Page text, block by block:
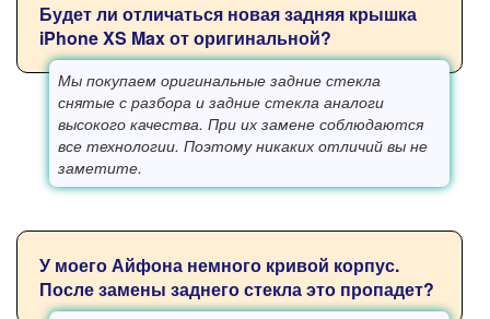
Будет ли отличаться новая задняя крышка
iPhone XS Max от оригинальной?
Мы покупаем оригинальные задние стекла
снятые с разбора и задние стекла аналоги
высокого качества. При их замене соблюдаются
все технологии. Поэтому никаких отличий вы не
заметите.
У моего Айфона немного кривой корпус.
После замены заднего стекла это пропадет?